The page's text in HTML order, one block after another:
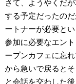
さて、ようやくだ
する予定だったの
ートナーが必要と
参加に必要なエン
ープンカフェに忘
から急いで戻ると
と会話を交わした